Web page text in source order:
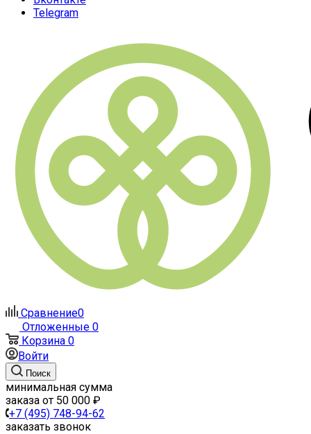
Telegram
Сравнение0
Отложенные 0
Корзина 0
Войти
Поиск
минимальная сумма
заказа от 50 000 ₽
+7 (495) 748-94-62
заказать звонок